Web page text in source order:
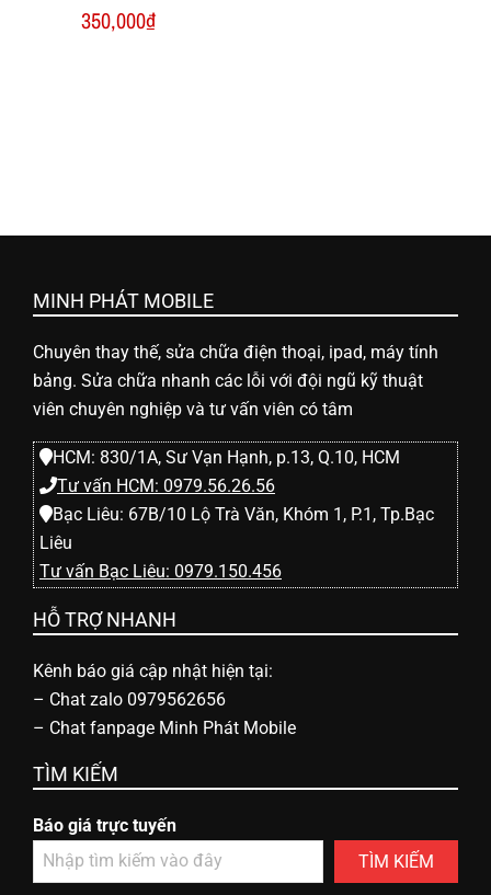
350,000₫
MINH PHÁT MOBILE
Chuyên thay thế, sửa chữa điện thoại, ipad, máy tính
bảng. Sửa chữa nhanh các lỗi với đội ngũ kỹ thuật
viên chuyên nghiệp và tư vấn viên có tâm
HCM: 830/1A, Sư Vạn Hạnh, p.13, Q.10, HCM
Tư vấn HCM: 0979.56.26.56
Bạc Liêu: 67B/10 Lộ Trà Văn, Khóm 1, P.1, Tp.Bạc
Liêu
Tư vấn Bạc Liêu: 0979.150.456
HỖ TRỢ NHANH
Kênh báo giá cập nhật hiện tại:
– Chat zalo 0979562656
– Chat fanpage Minh Phát Mobile
TÌM KIẾM
Báo giá trực tuyến
TÌM KIẾM